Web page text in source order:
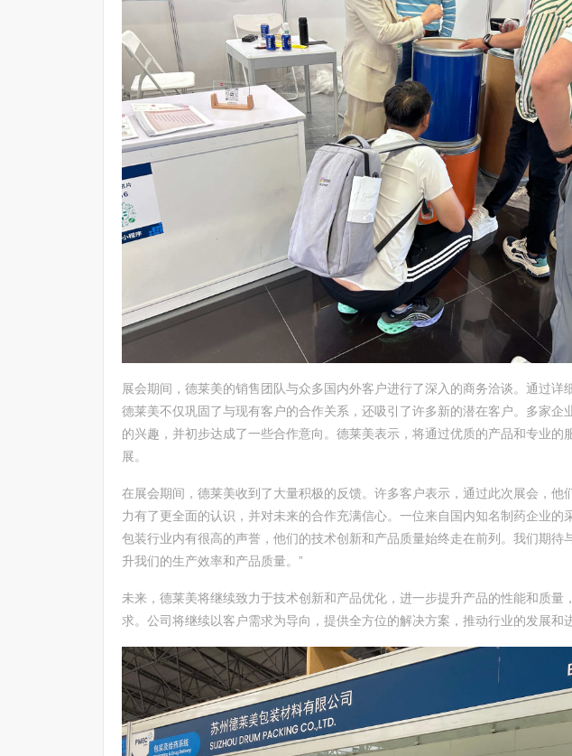
展会期间，德莱美的销售团队与众多国内外客户进行了深入的商务洽谈。通过详
德莱美不仅巩固了与现有客户的合作关系，还吸引了许多新的潜在客户。多家企
的兴趣，并初步达成了一些合作意向。德莱美表示，将通过优质的产品和专业的
展。
在展会期间，德莱美收到了大量积极的反馈。许多客户表示，通过此次展会，他
力有了更全面的认识，并对未来的合作充满信心。一位来自国内知名制药企业的
包装行业内有很高的声誉，他们的技术创新和产品质量始终走在前列。我们期待
升我们的生产效率和产品质量。”
未来，德莱美将继续致力于技术创新和产品优化，进一步提升产品的性能和质量
求。公司将继续以客户需求为导向，提供全方位的解决方案，推动行业的发展和